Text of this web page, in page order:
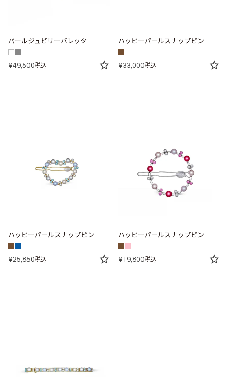
パールジュビリーバレッタ
¥49,500税込
ハッピーパールスナップピン
¥33,000税込
ハッピーパールスナップピン
¥25,850税込
ハッピーパールスナップピン
¥19,800税込